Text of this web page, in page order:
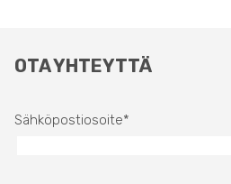
OTA YHTEYTTÄ
Sähköpostiosoite*